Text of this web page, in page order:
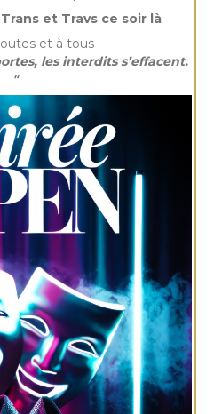
et Travs ce soir là
et à tous
les interdits s’effacent.
"